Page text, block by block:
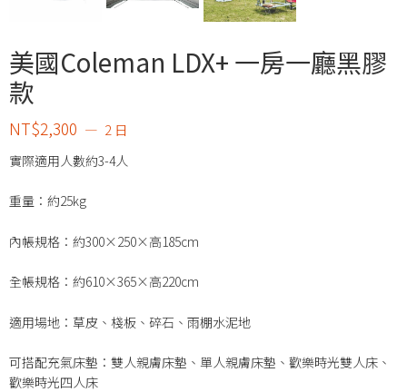
美國Coleman LDX+ 一房一廳黑膠
款
NT$2,300 2 日
實際適用人數約3-4人
重量：約25kg
內帳規格：約300×250×高185cm
全帳規格：約610×365×高220cm
適用場地：草皮、棧板、碎石、雨棚水泥地
可搭配充氣床墊：雙人親膚床墊、單人親膚床墊、歡樂時光雙人床、
歡樂時光四人床